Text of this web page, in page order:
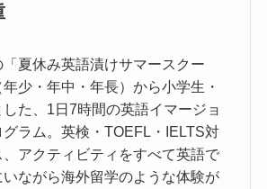
夏休み英語漬けサマースクー
少・年中・年長）から小学生・
た、1日7時間の英語イマージョ
ラム。英検・TOEFL・IELTS対
アクティビティをすべて英語で
ながら海外留学のような体験が